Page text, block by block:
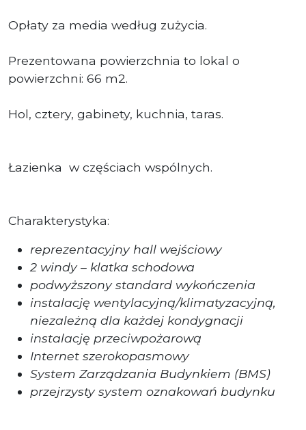
Opłaty za media według zużycia.
Prezentowana powierzchnia to lokal o
powierzchni: 66 m2.
Hol, cztery, gabinety, kuchnia, taras.
Łazienka w częściach wspólnych.
Charakterystyka:
reprezentacyjny hall wejściowy
2 windy – klatka schodowa
podwyższony standard wykończenia
instalację wentylacyjną/klimatyzacyjną,
niezależną dla każdej kondygnacji
instalację przeciwpożarową
Internet szerokopasmowy
System Zarządzania Budynkiem (BMS)
przejrzysty system oznakowań budynku